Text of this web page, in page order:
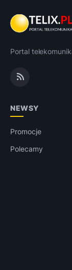
Portal
NEWSY
Promocje
Polecamy